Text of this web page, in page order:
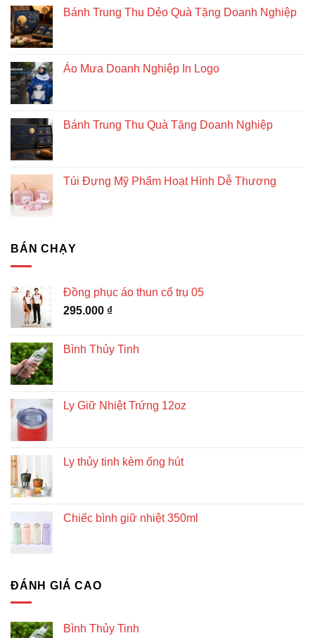
Bánh Trung Thu Dẻo Quà Tặng Doanh Nghiệp
Áo Mưa Doanh Nghiệp In Logo
Bánh Trung Thu Quà Tặng Doanh Nghiệp
Túi Đựng Mỹ Phẩm Hoạt Hình Dễ Thương
BÁN CHẠY
Đồng phục áo thun cổ trụ 05
295.000 ₫
Bình Thủy Tinh
Ly Giữ Nhiệt Trứng 12oz
Ly thủy tinh kèm ống hút
Chiếc bình giữ nhiệt 350ml
ĐÁNH GIÁ CAO
Bình Thủy Tinh